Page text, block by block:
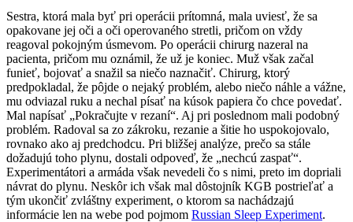
Sestra, ktorá mala byť pri operácii prítomná, mala uviesť, že sa
opakovane jej oči a oči operovaného stretli, pričom on vždy
reagoval pokojným úsmevom. Po operácii chirurg nazeral na
pacienta, pričom mu oznámil, že už je koniec. Muž však začal
funieť, bojovať a snažil sa niečo naznačiť. Chirurg, ktorý
predpokladal, že pôjde o nejaký problém, alebo niečo náhle a vážne,
mu odviazal ruku a nechal písať na kúsok papiera čo chce povedať.
Mal napísať „Pokračujte v rezaní“. Aj pri poslednom mali podobný
problém. Radoval sa zo zákroku, rezanie a šitie ho uspokojovalo,
rovnako ako aj predchodcu. Pri bližšej analýze, prečo sa stále
dožadujú toho plynu, dostali odpoveď, že „nechcú zaspať“.
Experimentátori a armáda však nevedeli čo s nimi, preto im dopriali
návrat do plynu. Neskôr ich však mal dôstojník KGB postrieľať a
tým ukončiť zvláštny experiment, o ktorom sa nachádzajú
informácie len na webe pod pojmom Russian Sleep Experiment.